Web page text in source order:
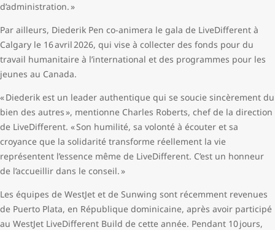
d’administration. »
Par ailleurs, Diederik Pen co-animera le gala de LiveDifferent à
Calgary le 16 avril 2026, qui vise à collecter des fonds pour du
travail humanitaire à l’international et des programmes pour les
jeunes au Canada.
« Diederik est un leader authentique qui se soucie sincèrement du
bien des autres », mentionne Charles Roberts, chef de la direction
de LiveDifferent. « Son humilité, sa volonté à écouter et sa
croyance que la solidarité transforme réellement la vie
représentent l’essence même de LiveDifferent. C’est un honneur
de l’accueillir dans le conseil. »
Les équipes de WestJet et de Sunwing sont récemment revenues
de Puerto Plata, en République dominicaine, après avoir participé
au WestJet LiveDifferent Build de cette année. Pendant 10 jours,